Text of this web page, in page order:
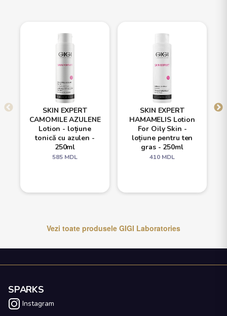
SKIN EXPERT
CAMOMILE AZULENE
Lotion - loțiune
tonică cu azulen -
250ml
585 MDL
SKIN EXPERT
HAMAMELIS Lotion
For Oily Skin -
loțiune pentru ten
gras - 250ml
410 MDL
Vezi toate produsele GIGI Laboratories
SPARKS
Instagram